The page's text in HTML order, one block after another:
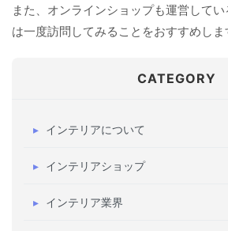
また、オンラインショップも運営して
は一度訪問してみることをおすすめしま
CATEGORY
インテリアについて
インテリアショップ
インテリア業界